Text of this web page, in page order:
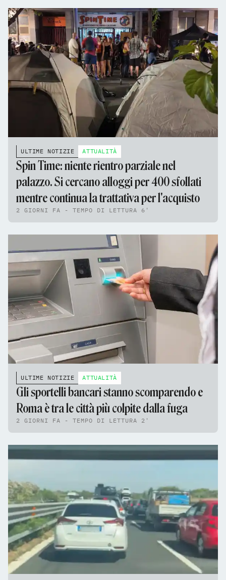
ULTIME NOTIZIE ATTUALITÀ
Spin Time: niente rientro parziale nel
palazzo. Si cercano alloggi per 400 sfollati
mentre continua la trattativa per l'acquisto
2 GIORNI FA - TEMPO DI LETTURA 6'
ULTIME NOTIZIE ATTUALITÀ
Gli sportelli bancari stanno scomparendo e
Roma è tra le città più colpite dalla fuga
2 GIORNI FA - TEMPO DI LETTURA 2'